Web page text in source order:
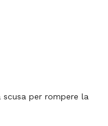
scusa per rompere la